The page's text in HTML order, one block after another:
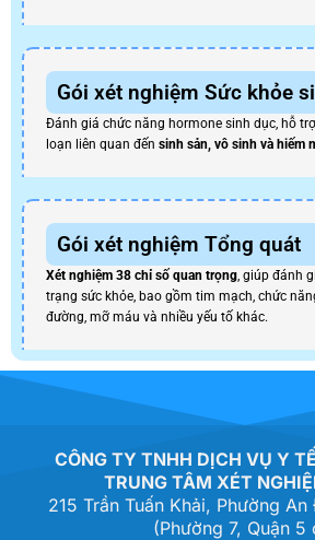
Gói xét nghiệm Sức khỏe
Đánh giá chức năng hormone sinh dục, hỗ
loạn liên quan đến sinh sản, vô sinh và hiếm
Gói xét nghiệm Tổng quát
Xét nghiệm 38 chỉ số quan trọng , giúp đánh
trạng sức khỏe, bao gồm tim mạch, chức
đường, mỡ máu và nhiều yếu tố khác.
CÔNG TY TNHH DỊCH VỤ Y
TRUNG TÂM XÉT
215 Trần Tuấn Khải, Phường
(Phường 7, Quận 5